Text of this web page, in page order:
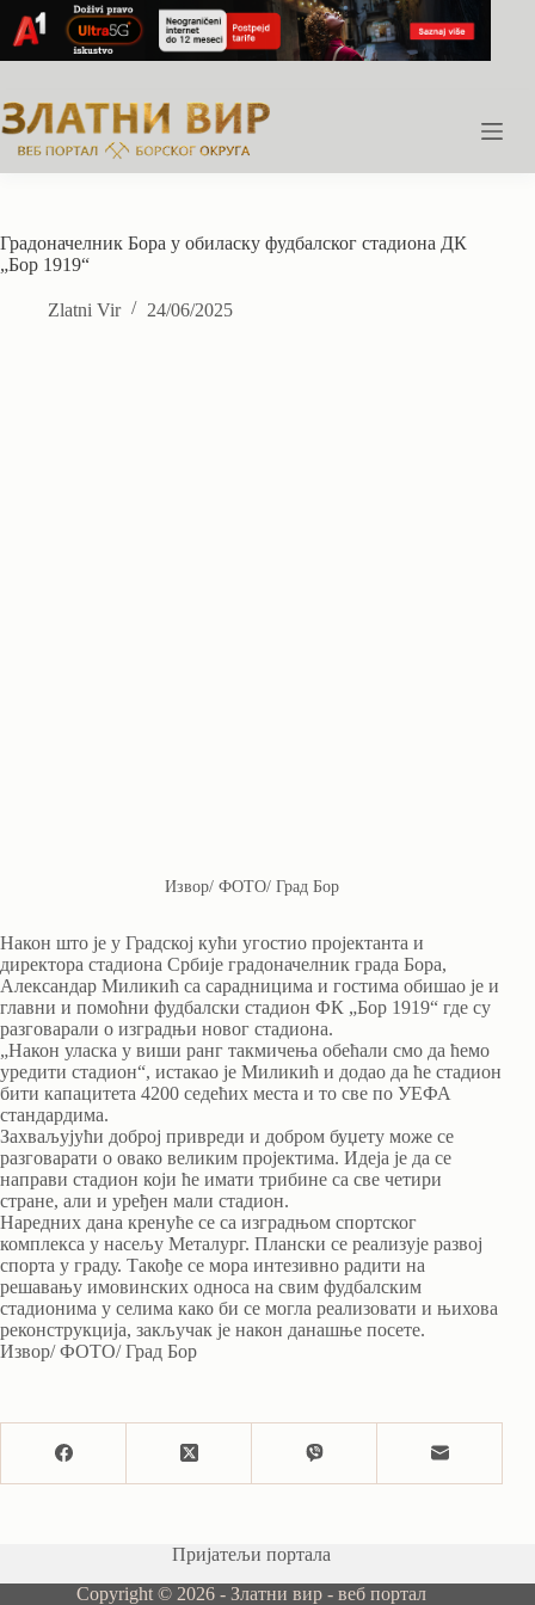
content
Градоначелник Бора у обиласку фудбалског стадиона ДК
„Бор 1919“
Zlatni Vir 24/06/2025
Извор/ ФОТО/ Град Бор
Након што је у Градској кући угостио пројектанта и
директора стадиона Србије градоначелник града Бора,
Александар Миликић са сарадницима и гостима обишао је и
главни и помоћни фудбалски стадион ФК „Бор 1919“ где су
разговарали о изградњи новог стадиона.
„Након уласка у виши ранг такмичења обећали смо да ћемо
уредити стадион“, истакао је Миликић и додао да ће стадион
бити капацитета 4200 седећих места и то све по УЕФА
стандардима.
Захваљујући доброј привреди и добром буџету може се
разговарати о овако великим пројектима. Идеја је да се
направи стадион који ће имати трибине са све четири
стране, али и уређен мали стадион.
Наредних дана кренуће се са изградњом спортског
комплекса у насељу Металург. Плански се реализује развој
спорта у граду. Такође се мора интезивно радити на
решавању имовинских односа на свим фудбалским
стадионима у селима како би се могла реализовати и њихова
реконструкција, закључак је након данашње посете.
Извор/ ФОТО/ Град Бор
Пријатељи портала
Copyright © 2026 - Златни вир - веб портал